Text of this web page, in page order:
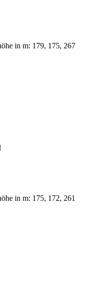
in m: 179, 175, 267
in m: 175, 172, 261